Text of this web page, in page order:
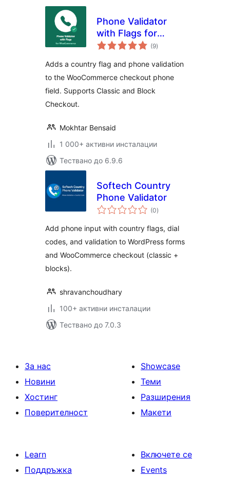
Phone Validator
with Flags for
WooCommerce
(9общо
оценки
)
Adds a country flag and phone validation
to the WooCommerce checkout phone
field. Supports Classic and Block
Checkout.
Mokhtar Bensaid
1 000+ активни инсталации
Тествано до 6.9.6
Softech Country
Phone Validator
(0общо
оценки
)
Add phone input with country flags, dial
codes, and validation to WordPress forms
and WooCommerce checkout (classic +
blocks).
shravanchoudhary
100+ активни инсталации
Тествано до 7.0.3
За нас
Новини
Хостинг
Поверителност
Showcase
Теми
Разширения
Макети
Learn
Поддръжка
Включете се
Events